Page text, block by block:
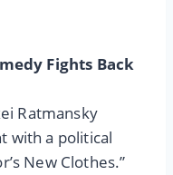
Fights Back
Ratmansky
with a political
New Clothes.”